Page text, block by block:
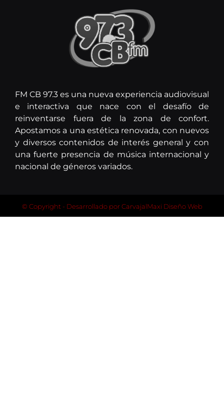
FM CB 97.3 es una nueva experiencia audiovisual
e interactiva que nace con el desafío de
reinventarse fuera de la zona de confort.
Apostamos a una estética renovada, con nuevos
y diversos contenidos de interés general y con
una fuerte presencia de música internacional y
nacional de géneros variados.
© Copyright - Desarrollado porCarvajalMaxi Diseño Web